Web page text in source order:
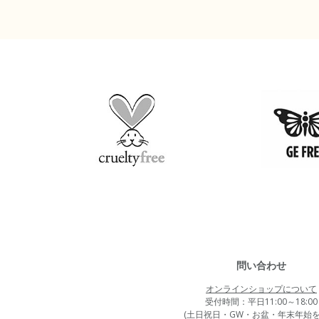
問い合わせ
オンラインショップについて
受付時間：平日11:00～18:00
(土日祝日・GW・お盆・年末年始